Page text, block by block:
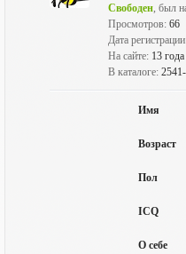
Свободен, был
Просмотров: 66
Дата
На сайте: 13
В каталоге:
Имя
Возраст
Пол
ICQ
О себе